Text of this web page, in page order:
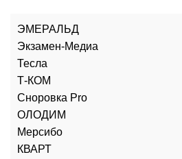
ЭМЕРАЛЬД
Экзамен-Медиа
Тесла
Т-КОМ
Сноровка Pro
ОЛОДИМ
Мерсибо
КВАРТ